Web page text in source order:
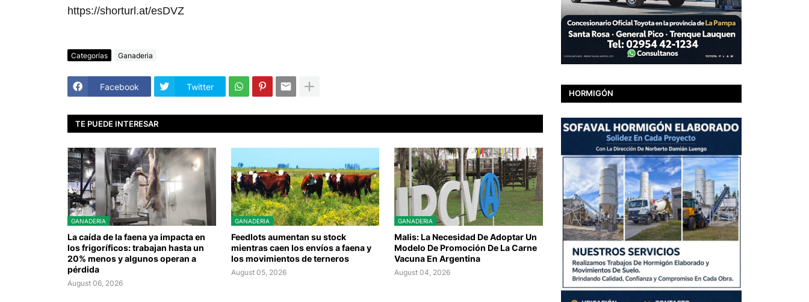
https://shorturl.at/esDVZ
Categorías Ganaderia
Facebook Twitter
TE PUEDE INTERESAR
GANADERIA
La caída de la faena ya impacta en
los frigoríficos: trabajan hasta un
20% menos y algunos operan a
pérdida
August 06, 2026
GANADERIA
Feedlots aumentan su stock
mientras caen los envíos a faena y
los movimientos de terneros
August 05, 2026
GANADERIA
Malis: La Necesidad De Adoptar Un
Modelo De Promoción De La Carne
Vacuna En Argentina
August 04, 2026
HORMIGÓN